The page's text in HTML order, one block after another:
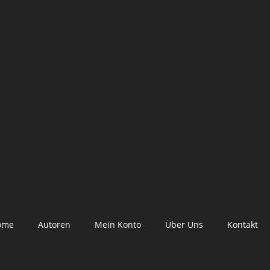
Autoren Mein Konto Über Uns Kontakt